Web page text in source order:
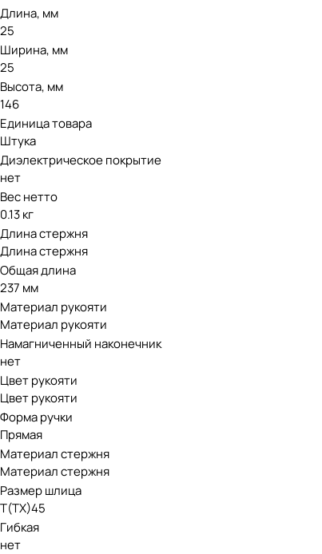
Длина, мм
25
Ширина, мм
25
Высота, мм
146
Единица товара
Штука
Диэлектрическое покрытие
нет
Вес нетто
0.13 кг
Длина стержня
Длина стержня
Общая длина
237 мм
Материал рукояти
Материал рукояти
Намагниченный наконечник
нет
Цвет рукояти
Цвет рукояти
Форма ручки
Прямая
Материал стержня
Материал стержня
Размер шлица
Т(ТХ)45
Гибкая
нет